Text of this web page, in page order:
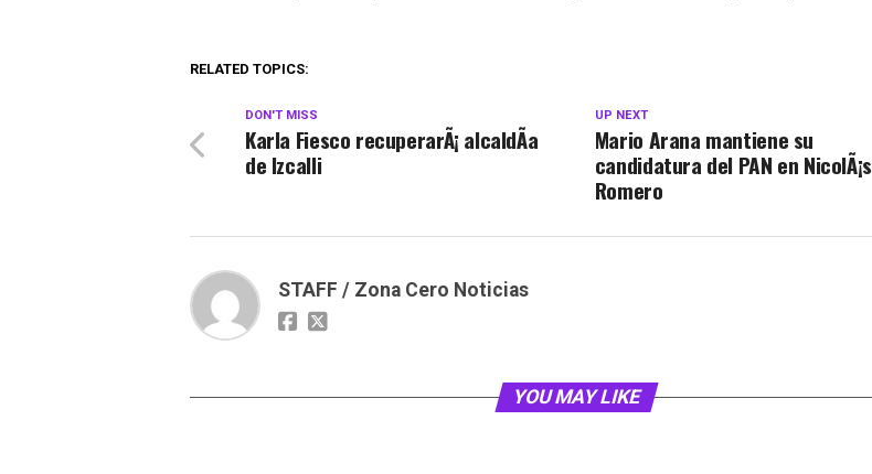
RELATED TOPICS:
UP NEXT
Mario Arana mantiene su
candidatura del PAN en NicolÃ¡s
Romero
DON'T MISS
Karla Fiesco recuperarÃ¡ alcaldÃ­a
de Izcalli
STAFF / Zona Cero Noticias
YOU MAY LIKE